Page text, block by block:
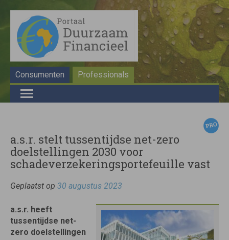
Consumenten Professionals
a.s.r. stelt tussentijdse net-zero
doelstellingen 2030 voor
schadeverzekeringsportefeuille vast
Geplaatst op 30 augustus 2023
a.s.r. heeft
tussentijdse net-
zero doelstellingen